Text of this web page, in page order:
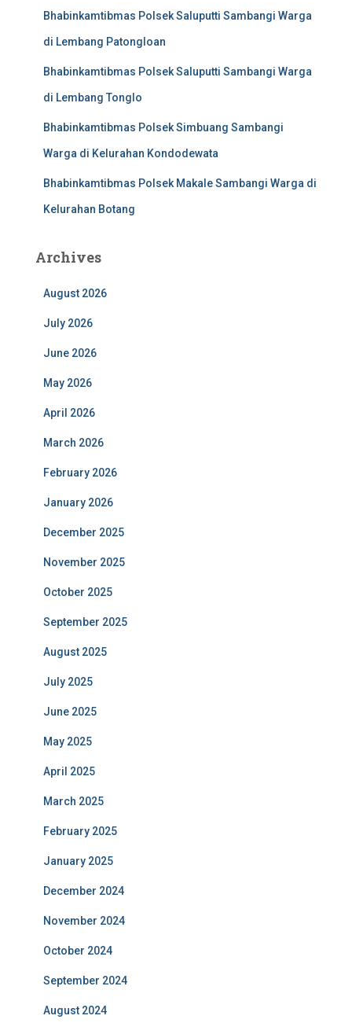
Bhabinkamtibmas Polsek Saluputti Sambangi Warga
di Lembang Patongloan
Bhabinkamtibmas Polsek Saluputti Sambangi Warga
di Lembang Tonglo
Bhabinkamtibmas Polsek Simbuang Sambangi
Warga di Kelurahan Kondodewata
Bhabinkamtibmas Polsek Makale Sambangi Warga di
Kelurahan Botang
Archives
August 2026
July 2026
June 2026
May 2026
April 2026
March 2026
February 2026
January 2026
December 2025
November 2025
October 2025
September 2025
August 2025
July 2025
June 2025
May 2025
April 2025
March 2025
February 2025
January 2025
December 2024
November 2024
October 2024
September 2024
August 2024